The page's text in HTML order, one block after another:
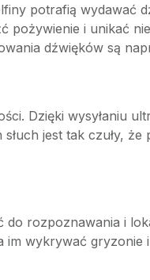
potrafią wydawać
i unikać
dźwięków są
Dzięki wysyłaniu
jest tak czuły,
rozpoznawania i
wykrywać gryzonie